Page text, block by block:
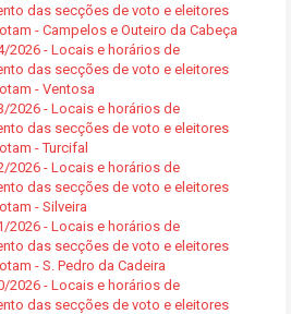
das secções de voto e eleitores
- Campelos e Outeiro da Cabeça
2026 - Locais e horários de
das secções de voto e eleitores
- Ventosa
2026 - Locais e horários de
das secções de voto e eleitores
- Turcifal
2026 - Locais e horários de
das secções de voto e eleitores
- Silveira
2026 - Locais e horários de
das secções de voto e eleitores
- S. Pedro da Cadeira
2026 - Locais e horários de
das secções de voto e eleitores